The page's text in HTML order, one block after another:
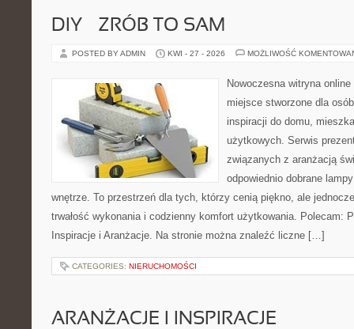
DIY – ZRÓB TO SAM
POSTED BY ADMIN KWI - 27 - 2026 MOŻLIWOŚĆ
Nowoczesna witryna
miejsce stworzone dla
inspiracji do domu,
użytkowych. Serwis
związanych z aranżacją
odpowiednio dobrane
wnętrze. To przestrzeń dla tych, którzy cenią piękno, ale
trwałość wykonania i codzienny komfort użytkowania. Polecam:
Inspiracje i Aranżacje. Na stronie można znaleźć liczne […]
CATEGORIES: NIERUCHOMOŚCI
ARANŻACJE I INSPIRACJE